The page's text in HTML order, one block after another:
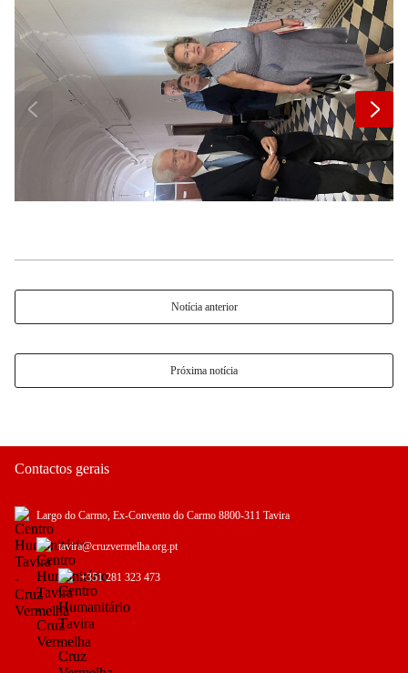
Notícia anterior
Próxima notícia
Contactos gerais
Largo do Carmo, Ex-Convento do Carmo 8800-311 Tavira
tavira@cruzvermelha.org.pt
+351 281 323 473